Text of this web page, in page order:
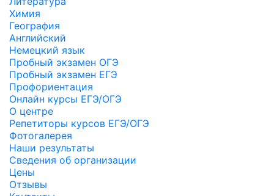
Химия
География
Английский
Немецкий язык
Пробный экзамен ОГЭ
Пробный экзамен ЕГЭ
Профориентация
Онлайн курсы ЕГЭ/ОГЭ
О центре
Репетиторы курсов ЕГЭ/ОГЭ
Фотогалерея
Наши результаты
Сведения об организации
Цены
Отзывы